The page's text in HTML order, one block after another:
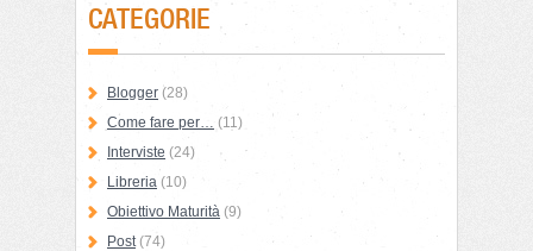
CATEGORIE
Blogger (28)
Come fare per… (11)
Interviste (24)
Libreria (10)
Obiettivo Maturità (9)
Post(74)